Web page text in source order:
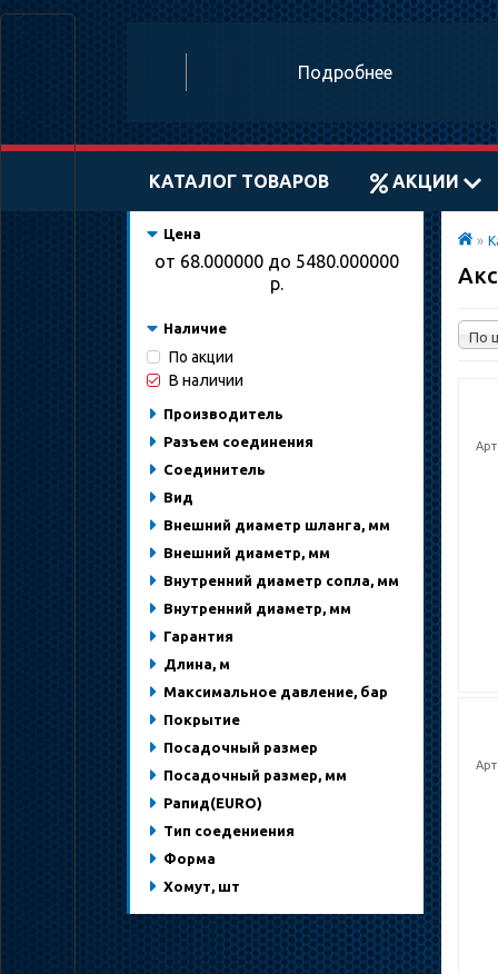
Подробнее
КАТАЛОГ ТОВАРОВ АКЦИИ
Цена
от 68.000000 до 5480.000000
р.
Наличие
По акции
В наличии
Производитель
Разъем соединения
Cоединитель
Вид
Внешний диаметр шланга, мм
Внешний диаметр, мм
Внутренний диаметр сопла, мм
Внутренний диаметр, мм
Гарантия
Длина, м
Максимальное давление, бар
Покрытие
Посадочный размер
Посадочный размер, мм
Рапид(EURO)
Тип соедениения
Форма
Хомут, шт
»